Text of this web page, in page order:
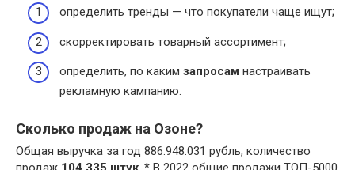
определить тренды — что покупатели чаще ищут;
скорректировать товарный ассортимент;
определить, по каким запросам настраивать
рекламную кампанию.
Сколько продаж на Озоне?
Общая выручка за год 886.948.031 рубль, количество